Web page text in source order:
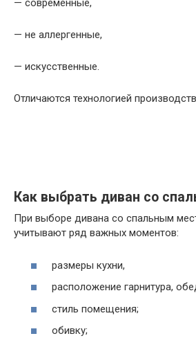
— современные,
— не аллергенные,
— искусственные.
Отличаются технологией
Как выбрать диван со
При выборе дивана со спальным
учитывают ряд важных моментов:
размеры кухни,
расположение гарнитура,
стиль помещения;
обивку;